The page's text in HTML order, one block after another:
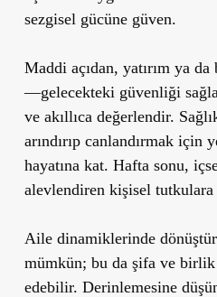
sezgisel gücüne güven.
Maddi açıdan, yatırım ya
—gelecekteki güvenliği
ve akıllıca değerlendir.
arındırıp canlandırmak için
hayatına kat. Hafta sonu,
alevlendiren kişisel
Aile dinamiklerinde
mümkün; bu da şifa ve
edebilir. Derinlemesine